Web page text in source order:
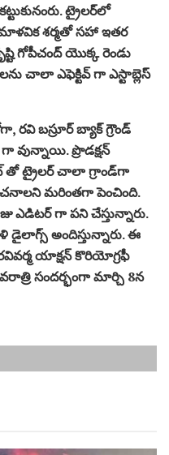
ట్రైలర్‌లో
శర్మతో సహా ఇతర
గోపీచంద్ యొక్క రెండు
చాలా ఎఫెక్టివ్ గా ఎస్టాబ్లెస్
బస్రూర్ బ్యాక్ గ్రౌండ్
వున్నాయి. ప్రొడక్షన్
తో ట్రైలర్ చాలా గ్రాండ్‌గా
మరింతగా పెంచింది.
ఎడిటర్ గా పని చేస్తున్నారు.
అందిస్తున్నారు. ఈ
యాక్షన్ కొరియోగ్రఫీ
సందర్భంగా మార్చి 8న